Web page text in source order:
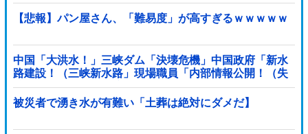
【悲報】パン屋さん、「難易度」が高すぎるｗｗｗｗｗ
中国「大洪水！」三峡ダム「決壊危機」中国政府「新水
路建設！（三峡新水路」現場職員「内部情報公開！（失
踪」湖南省「三峡放流情報（画像」台風13号「...
被災者で湧き水が有難い「土葬は絶対にダメだ】